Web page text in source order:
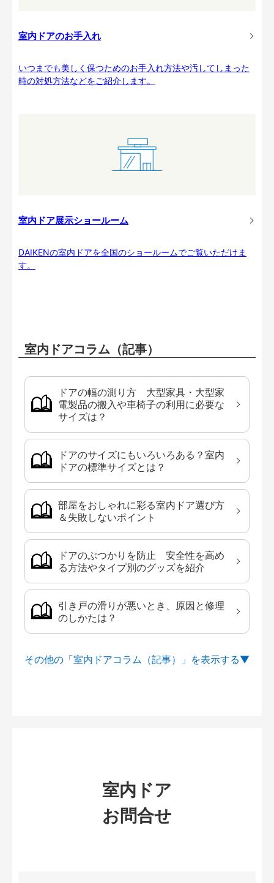
室内ドアのお手入れ
いつまでも美しく保つためのお手入れ方法や汚してしまった
時の対処方法などをご紹介します。
室内ドア展示ショールーム
DAIKENの室内ドアを全国のショールームでご覧いただけま
す。
室内ドアコラム（記事）
ドアの幅の測り方 大型家具・大型家
電製品の搬入や車椅子の利用に必要な
サイズは？
ドアのサイズにもいろいろある？室内
ドアの標準サイズとは？
部屋をおしゃれに彩る室内ドア選び方
＆失敗しないポイント
ドアのぶつかりを防止 安全性を高め
る方法やタイプ別のグッズを紹介
引き戸の滑りが悪いとき、原因と修理
のしかたは？
その他の「室内ドアコラム（記事）」を
室内ドア
お問合せ